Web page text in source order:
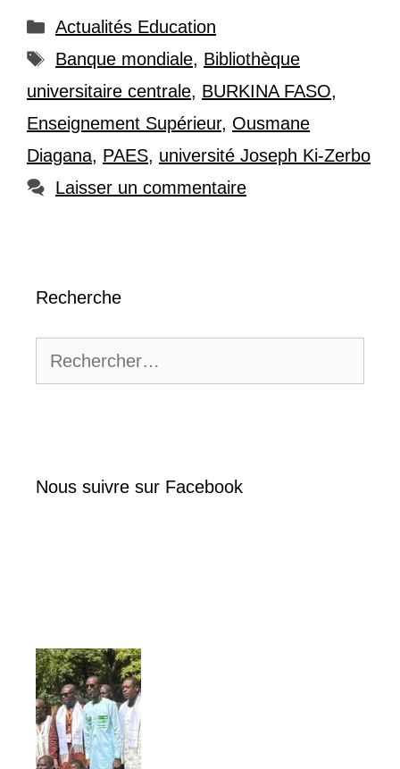
Catégories
Actualités Education
Étiquettes
Banque mondiale, Bibliothèque
universitaire centrale, BURKINA FASO,
Enseignement Supérieur, Ousmane
Diagana, PAES, université Joseph Ki-Zerbo
Laisser un commentaire
Recherche
Nous suivre sur Facebook